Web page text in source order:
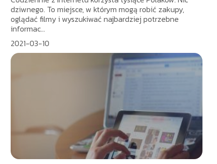
dziwnego. To miejsce, w którym mogą robić zakupy,
oglądać filmy i wyszukiwać najbardziej potrzebne
informac...
2021-03-10